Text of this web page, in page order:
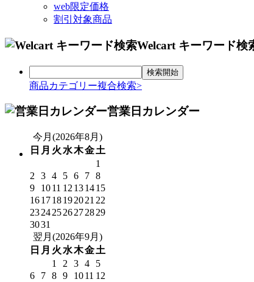
web限定価格
割引対象商品
Welcart キーワード検
商品カテゴリー複合検索>
営業日カレンダー
今月(2026年8月)
日 月 火 水木金土
1
2
3 4 5 6 7 8
9
1011 12 131415
161718192021 22
23242526272829
3031
翌月(2026年9月)
日 月 火 水木金土
1
2 3 4
5
6
7 8 9 1011 12